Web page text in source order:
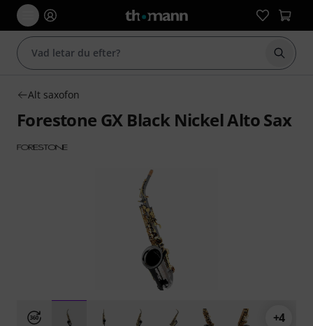
Börja
Alt saxofon
Forestone GX Black Nickel Alto Sax
+4